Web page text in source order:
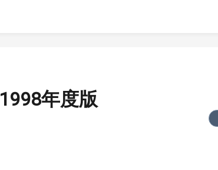
年度版